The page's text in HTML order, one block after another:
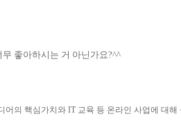
좋아하시는 거 아닌가요?^^
어의 핵심가치와 IT 교육 등 온라인 사업에 대해